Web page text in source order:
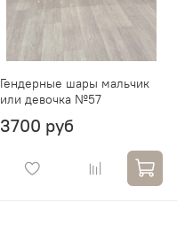
Гендерные шары мальчик
или девочка №57
3700 руб